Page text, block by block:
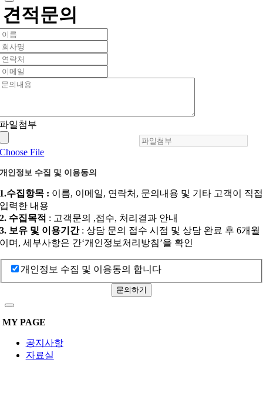
견적문의
파일첨부
Choose File
개인정보 수집 및 이용동의
1.수집항목 : 이름, 이메일, 연락처, 문의내용 및 기타 고객이 직접
입력한 내용
2. 수집목적 : 고객문의 ,접수, 처리결과 안내
3. 보유 및 이용기간: 상담 문의 접수 시점 및 상담 완료 후 6개월
이며, 세부사항은 간‘개인정보처리방침’을 확인
개인정보 수집 및 이용동의 합니다
문의하기
MY PAGE
공지사항
자료실